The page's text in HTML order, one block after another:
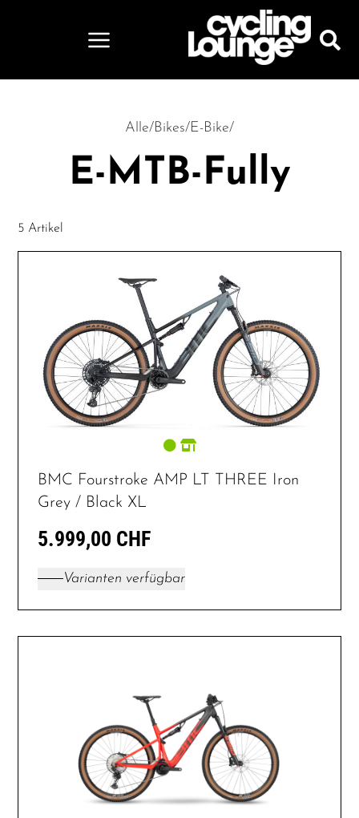
Alle/Bikes/E-Bike/
E-MTB-Fully
5 Artikel
BMC Fourstroke AMP LT THREE Iron
Grey / Black XL
5.999,00 CHF
Varianten verfügbar